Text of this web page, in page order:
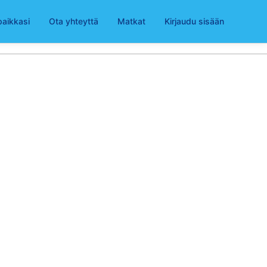
Ota yhteyttä Matkat Kirjaudu sisään